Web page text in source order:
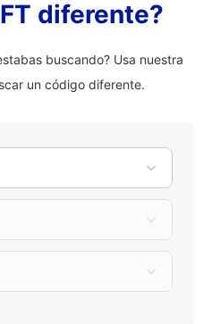
diferente?
buscando? Usa nuestra
un código diferente.